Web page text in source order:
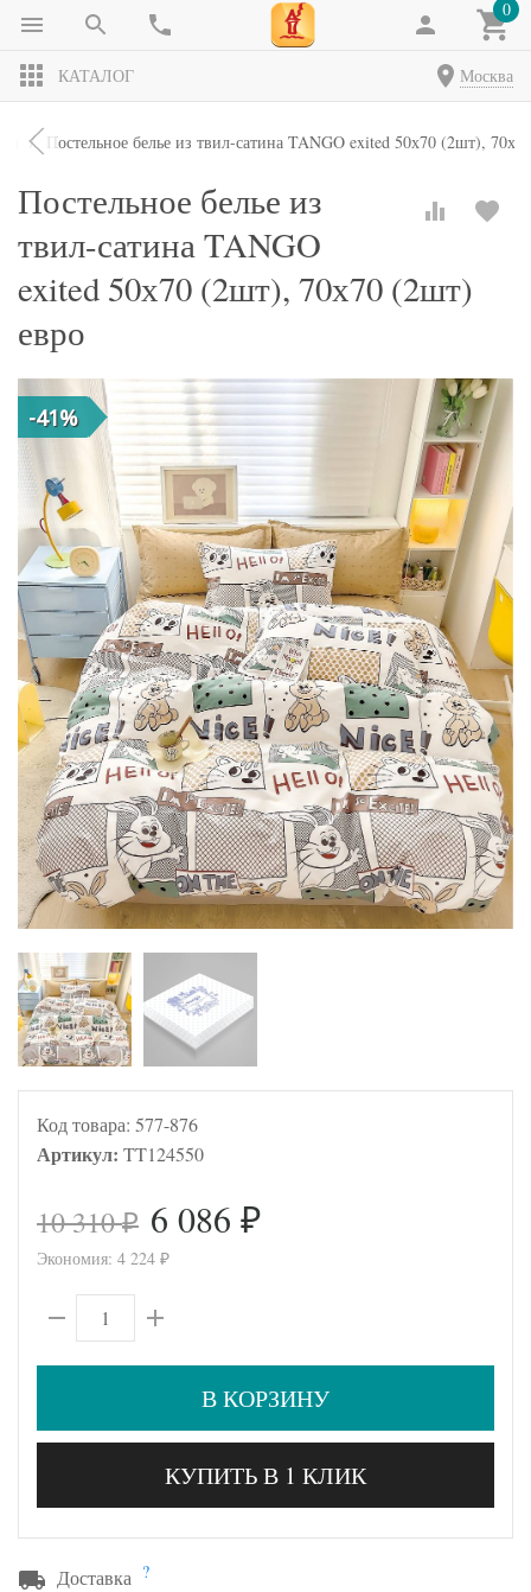
0
КАТАЛОГ Москва
Постельное белье из твил-сатина TANGO exited 50х70 (2шт),
Постельное белье из
твил-сатина TANGO
exited 50х70 (2шт), 70х70 (2шт)
евро
-41%
Код товара: 577-876
Артикул: TT124550
10 310₽ 6 086 ₽
Экономия: 4 224 ₽
В КОРЗИНУ
КУПИТЬ В 1 КЛИК
Доставка ?